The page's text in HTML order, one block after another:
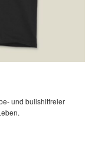
und bullshitfreier